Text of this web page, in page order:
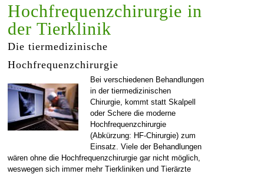
Hochfrequenzchirurgie in
der Tierklinik
Die tiermedizinische
Hochfrequenzchirurgie
Bei verschiedenen Behandlungen
in der tiermedizinischen
Chirurgie, kommt statt Skalpell
oder Schere die moderne
Hochfrequenzchirurgie
(Abkürzung: HF-Chirurgie) zum
Einsatz. Viele der Behandlungen
wären ohne die Hochfrequenzchirurgie gar nicht möglich,
weswegen sich immer mehr Tierkliniken und Tierärzte